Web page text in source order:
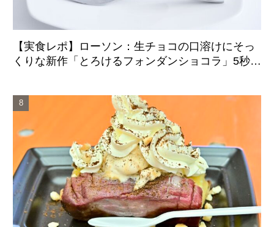
【実食レポ】ローソン：生チョコの口溶けにそっ
くりな新作「とろけるフォンダンショコラ」5秒の